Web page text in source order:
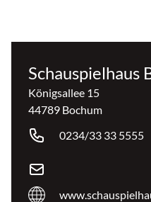
Schauspielhaus
Königsallee 15
44789 Bochum
0234/33 33 5555